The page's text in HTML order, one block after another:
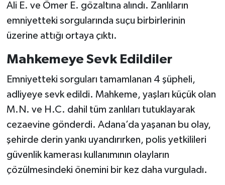
Ali E. ve Ömer E. gözaltına alındı. Zanlıların
emniyetteki sorgularında suçu birbirlerinin
üzerine attığı ortaya çıktı.
Mahkemeye Sevk Edildiler
Emniyetteki sorguları tamamlanan 4 şüpheli,
adliyeye sevk edildi. Mahkeme, yaşları küçük olan
M.N. ve H.C. dahil tüm zanlıları tutuklayarak
cezaevine gönderdi. Adana’da yaşanan bu olay,
şehirde derin yankı uyandırırken, polis yetkilileri
güvenlik kamerası kullanımının olayların
çözülmesindeki önemini bir kez daha vurguladı.